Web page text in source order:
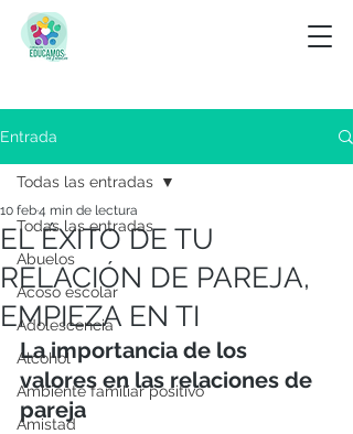
Entrada
Todas las entradas
Abuelos
Acoso escolar
Adolescencia
Alcohol
Ambiente familiar positivo
Amistad
Todas las entradas
EL ÉXITO DE TU
RELACIÓN DE PAREJA,
EMPIEZA EN TI
10 feb4 min de lectura
La importancia de los
valores en las relaciones de
pareja